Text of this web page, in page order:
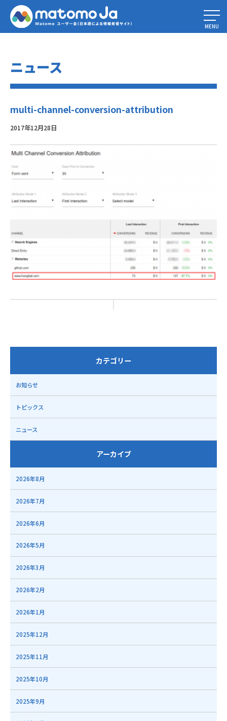
Home»
アトリビューションモデリングによるマーケティング意思決定の改
善»multi-channel-conversion-attribution
MENU
ニュース
multi-channel-conversion-attribution
2017年12月28日
カテゴリー
お知らせ
トピックス
ニュース
アーカイブ
2026年8月
2026年7月
2026年6月
2026年5月
2026年3月
2026年2月
2026年1月
2025年12月
2025年11月
2025年10月
2025年9月